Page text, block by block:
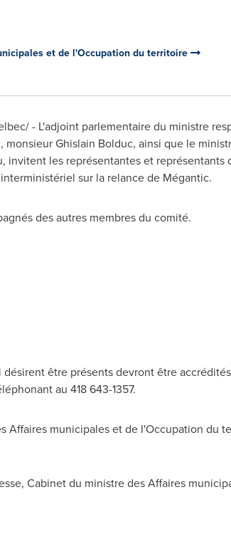
et de l'Occupation du territoire
- L'adjoint parlementaire du ministre
monsieurGhislain Bolduc, ainsi que le
, invitent les représentantes et
sur la relance de Mégantic.
des autres membres du comité.
être présents devront être
au 418 643-1357.
Affaires municipales et de l'Occupation du
Cabinet du ministre des Affaires